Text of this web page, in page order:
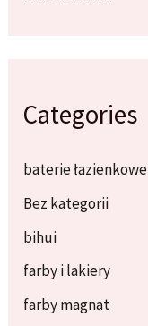
Categories
baterie łazienkowe
Bez kategorii
bihui
farby i lakiery
farby magnat